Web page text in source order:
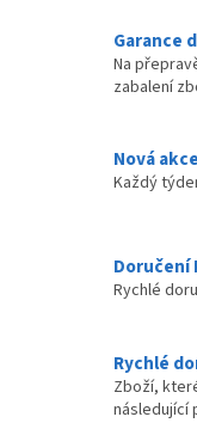
Garance
Na
zabalení
Nová
Každý
Doručení
Rychlé
Rychlé
Zboží,
následující